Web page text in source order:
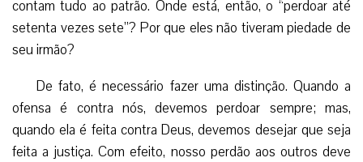
contam tudo ao patrão. Onde está, então, o “perdoar até
setenta vezes sete”? Por que eles não tiveram piedade de
seu irmão?
De fato, é necessário fazer uma distinção. Quando a
ofensa é contra nós, devemos perdoar sempre; mas,
quando ela é feita contra Deus, devemos desejar que seja
feita a justiça. Com efeito, nosso perdão aos outros deve